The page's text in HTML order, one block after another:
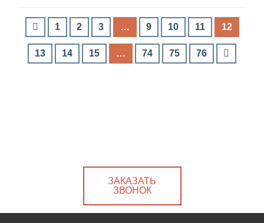
1 2 3 … 9 10 11 12
13 14 15 … 74 75 76
ЗАКАЗАТЬ
ЗВОНОК